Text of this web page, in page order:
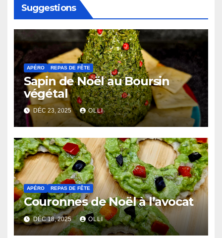
Suggestions
APÉRO REPAS DE FÊTE
Sapin de Noël au Boursin
végétal
DÉC 23, 2025 OLLI
APÉRO REPAS DE FÊTE
Couronnes de Noël à l’avocat
DÉC 18, 2025 OLLI